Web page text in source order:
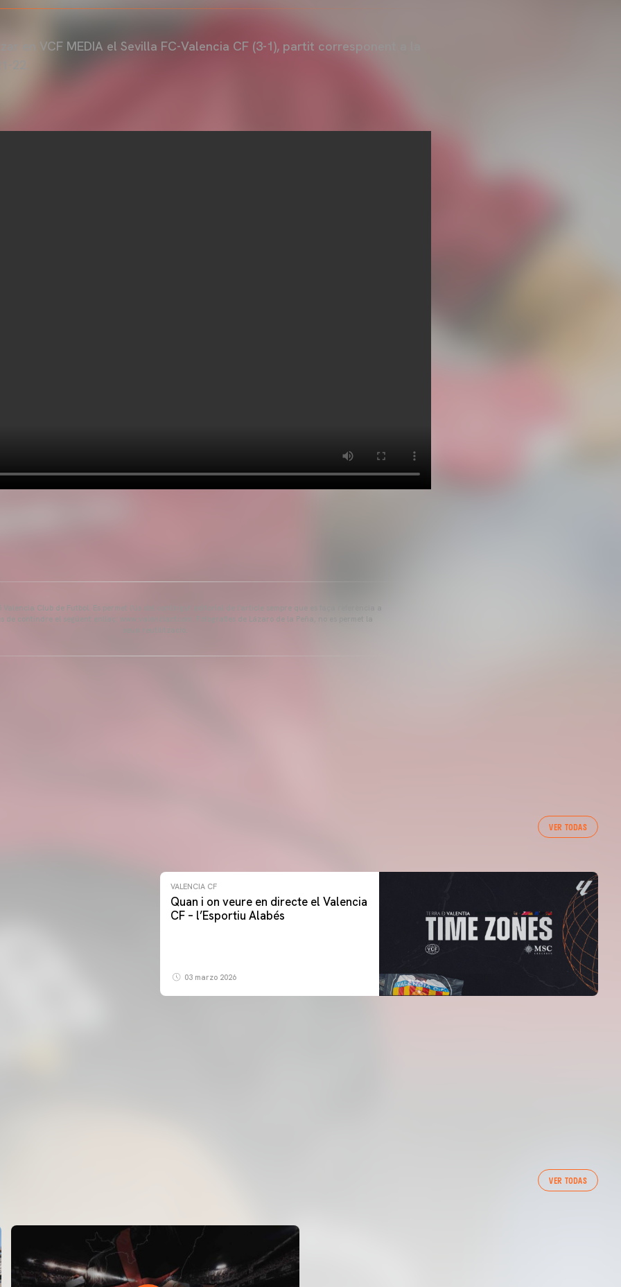
en VCF MEDIA el Sevilla FC-Valencia CF (3-1), partit corresponent a la
22.
Valencia Club de Futbol. Es permet l'ús del contingut editorial de l'article sempre que es faça referència a
de contindre el següent enllaç: www.valenciacf.com. Fotografies de Lázaro de la Peña, no es permet la
VER TODAS
VALENCIA CF
Quan i on veure en directe el Valencia
CF – l’Esportiu Alabés
03 marzo 2026
VER TODAS
ENTRENAMENT DEL VALENCIA CF 7/8/2026